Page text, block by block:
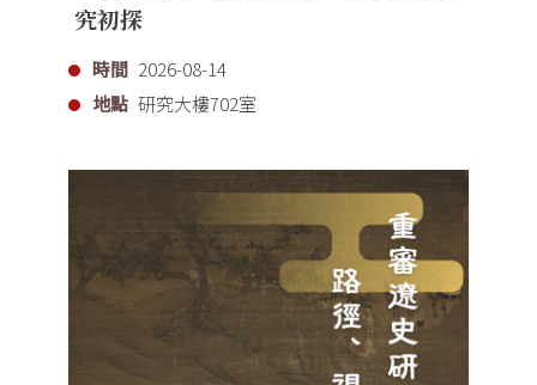
究初探
時間 2026-08-14
地點 研究大樓702室